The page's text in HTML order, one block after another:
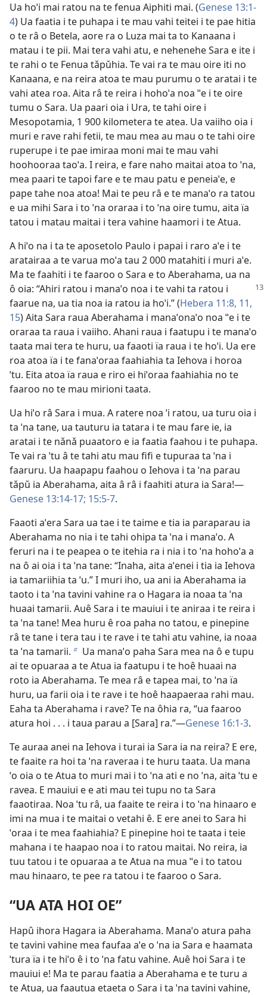
Ua hoˈi mai ratou na te fenua Aiphiti mai. (Genese 13:1-
4) Ua faatia i te puhapa i te mau vahi teitei i te pae hitia
o te râ o Betela, aore ra o Luza mai ta to Kanaana i
matau i te pii. Mai tera vahi atu, e nehenehe Sara e ite i
te rahi o te Fenua tǎpǔhia. Te vai ra te mau oire iti no
Kanaana, e na reira atoa te mau purumu o te aratai i te
vahi atea roa. Aita râ te reira i hohoˈa noa ˈˈe i te oire
tumu o Sara. Ua paari oia i Ura, te tahi oire i
Mesopotamia, 1 900 kilometera te atea. Ua vaiiho oia i
muri e rave rahi fetii, te mau mea au mau o te tahi oire
ruperupe i te pae imiraa moni mai te mau vahi
hoohooraa taoˈa. I reira, e fare naho maitai atoa to ˈna,
mea paari te tapoi fare e te mau patu e peneiaˈe, e
pape tahe noa atoa! Mai te peu râ e te manaˈo ra tatou
e ua mihi Sara i to ˈna oraraa i to ˈna oire tumu, aita ïa
tatou i matau maitai i tera vahine haamori i te Atua.
A hiˈo na i ta te aposetolo Paulo i papai i raro aˈe i te
aratairaa a te varua moˈa tau 2 000 matahiti i muri aˈe.
Ma te faahiti i te faaroo o Sara e to Aberahama, ua na
ô oia: “Ahiri ratou i manaˈo noa i te vahi ta ratou i
faarue na, ua tia noa ia ratou ia hoˈi.” (Hebera 11:8, 11,
15) Aita Sara raua Aberahama i manaˈonaˈo noa ˈˈe i te
oraraa ta raua i vaiiho. Ahani raua i faatupu i te manaˈo
taata mai tera te huru, ua faaoti ïa raua i te hoˈi. Ua ere
roa atoa ïa i te fanaˈoraa faahiahia ta Iehova i horoa
ˈtu. Eita atoa ïa raua e riro ei hiˈoraa faahiahia no te
faaroo no te mau mirioni taata.
Ua hiˈo râ Sara i mua. A ratere noa ˈi ratou, ua turu oia i
ta ˈna tane, ua tauturu ia tatara i te mau fare ie, ia
aratai i te nǎnǎ puaatoro e ia faatia faahou i te puhapa.
Te vai ra ˈtu â te tahi atu mau fifi e tupuraa ta ˈna i
faaruru. Ua haapapu faahou o Iehova i ta ˈna parau
tǎpǔ ia Aberahama, aita â râ i faahiti atura ia Sara!—
Genese 13:14-17; 15:5-7.
Faaoti aˈera Sara ua tae i te taime e tia ia paraparau ia
Aberahama no nia i te tahi ohipa ta ˈna i manaˈo. A
feruri na i te peapea o te itehia ra i nia i to ˈna hohoˈa a
na ô ai oia i ta ˈna tane: “Inaha, aita aˈenei i tia ia Iehova
ia tamariihia ta ˈu.” I muri iho, ua ani ia Aberahama ia
taoto i ta ˈna tavini vahine ra o Hagara ia noaa ta ˈna
huaai tamarii. Auê Sara i te mauiui i te aniraa i te reira i
ta ˈna tane! Mea huru ê roa paha no tatou, e pinepine
râ te tane i tera tau i te rave i te tahi atu vahine, ia noaa
ta ˈna tamarii. b Ua manaˈo paha Sara mea na ô e tupu
ai te opuaraa a te Atua ia faatupu i te hoê huaai na
roto ia Aberahama. Te mea râ e tapea mai, to ˈna ïa
huru, ua farii oia i te rave i te hoê haapaeraa rahi mau.
Eaha ta Aberahama i rave? Te na ôhia ra, “ua faaroo
atura hoi . . . i taua parau a [Sara] ra.”—Genese 16:1-3.
Te auraa anei na Iehova i turai ia Sara ia na reira? E ere,
te faaite ra hoi ta ˈna raveraa i te huru taata. Ua mana
ˈo oia o te Atua to muri mai i to ˈna ati e no ˈna, aita ˈtu e
ravea. E mauiui e e ati mau tei tupu no ta Sara
faaotiraa. Noa ˈtu râ, ua faaite te reira i to ˈna hinaaro e
imi na mua i te maitai o vetahi ê. E ere anei to Sara hi
ˈoraa i te mea faahiahia? E pinepine hoi te taata i teie
mahana i te haapao noa i to ratou maitai. No reira, ia
tuu tatou i te opuaraa a te Atua na mua ˈˈe i to tatou
mau hinaaro, te pee ra tatou i te faaroo o Sara.
“UA ATA HOI OE”
Hapû ihora Hagara ia Aberahama. Manaˈo atura paha
te tavini vahine mea faufaa aˈe o ˈna ia Sara e haamata
ˈtura ïa i te hiˈo ê i to ˈna fatu vahine. Auê hoi Sara i te
mauiui e! Ma te parau faatia a Aberahama e te turu a
te Atua, ua faautua etaeta o Sara i ta ˈna tavini vahine,